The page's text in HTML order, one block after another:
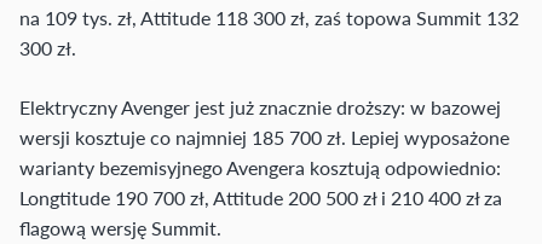
na 109 tys. zł, Attitude 118 300 zł, zaś topowa Summit 132
300 zł.
Elektryczny Avenger jest już znacznie droższy: w bazowej
wersji kosztuje co najmniej 185 700 zł. Lepiej wyposażone
warianty bezemisyjnego Avengera kosztują odpowiednio:
Longtitude 190 700 zł, Attitude 200 500 zł i 210 400 zł za
flagową wersję Summit.